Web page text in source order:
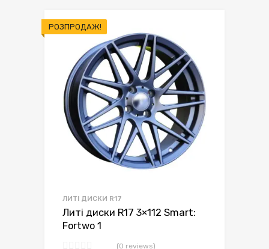
РОЗПРОДАЖ!
ЛИТІ ДИСКИ R17
Литі диски R17 3×112 Smart:
Fortwo 1
(0 reviews)